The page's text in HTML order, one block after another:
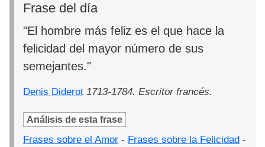
Frase del día
"El hombre más feliz es el que hace la
felicidad del mayor número de sus
semejantes."
Denis Diderot 1713-1784. Escritor francés.
Análisis de esta frase
Frases sobre el Amor - Frases sobre la Felicidad -